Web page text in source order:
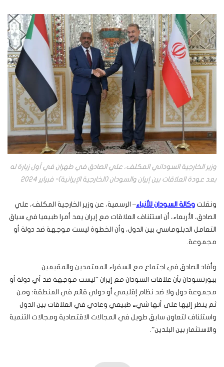
وزير الخارجية السوداني المكلف، علي الصادق في طهران في أول زيارة له
بعد عودة العلاقات بين إيران والسودان (الخارجية الإيرانية)- فبراير 2024
ونقلت وكالة السودان للأنباء– الرسمية، عن وزير الخارجية المكلف، علي
الصادق، الأربعاء، أن استئناف العلاقات مع إيران يعد أمرا طبيعيا في سياق
التعامل الدبلوماسي بين الدول، وأن الخطوة ليست موجهة ضد دولة أو
مجموعة.
وأفاد الصادق في اجتماع مع السفراء المعتمدين والمقيمين
ببورتسودان بأن علاقات السودان مع إيران “ليست موجهة ضد أي دولة أو
مجموعة دول ولا ضد نظام إقليمي أو دولي قائم في المنطقة؛ ومن
ثم ينظر إليها على أنها شيء طبيعي وعادي في العلاقات بين الدول
واستئناف لتعاون سابق طويل في المجالات الاقتصادية ومجالات التنمية
والاستثمار بين البلدين”.